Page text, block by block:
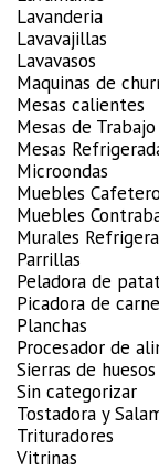
Lavanderia
Lavavajillas
Lavavasos
Maquinas de
Mesas calientes
Mesas de Trabajo
Mesas
Microondas
Muebles
Muebles
Murales
Parrillas
Peladora de
Picadora de carne
Planchas
Procesador de
Sierras de huesos
Sin categorizar
Tostadora y
Trituradores
Vitrinas